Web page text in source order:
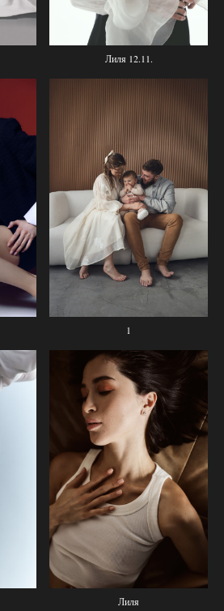
Лиля 12.11.
1
Лиля